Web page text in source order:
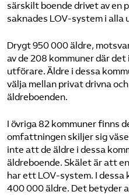
särskilt boende drivet av en
saknades LOV-system i alla
Drygt 950 000 äldre,
av de 208 kommuner där
utförare. Äldre i dessa
välja mellan privat drivna
äldreboenden.
I övriga 82 kommuner finns
omfattningen skiljer sig
inte att de äldre i dessa
äldreboende. Skälet är att
har ett LOV-system. I dessa
400 000 äldre. Det betyder